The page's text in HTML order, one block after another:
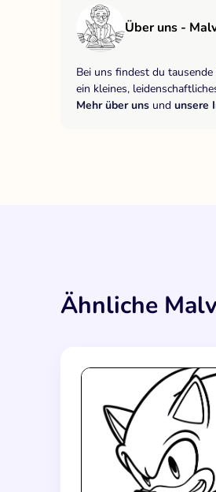
Über uns -
Bei uns findest du
ein kleines,
Mehr über uns und unsere
Ähnliche